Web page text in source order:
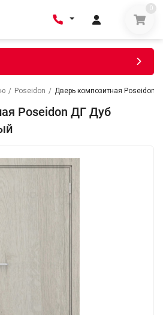
0
/ Poseidon / Дверь композитная Poseidon
Poseidon ДГ Дуб